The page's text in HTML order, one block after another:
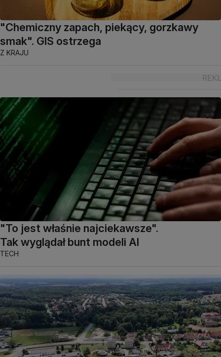
"Chemiczny zapach, piekący, gorzkawy
smak". GIS ostrzega
Z KRAJU
"To jest właśnie najciekawsze".
Tak wyglądał bunt modeli AI
TECH